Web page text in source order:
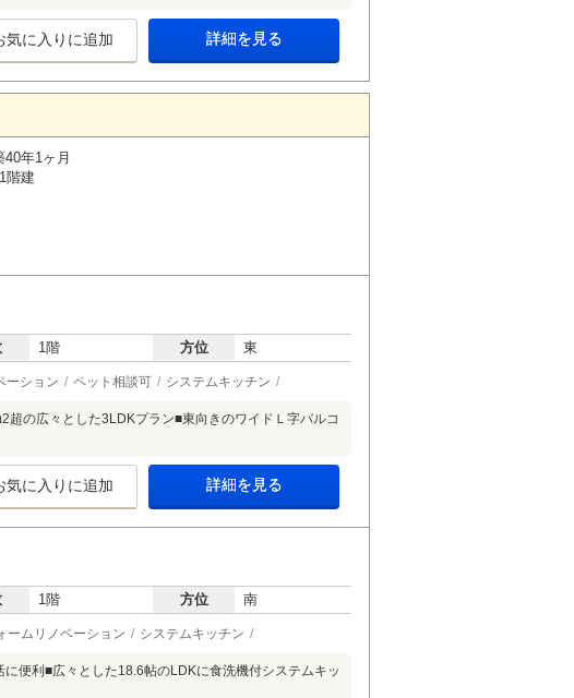
気に入りに追加 詳細を見る
40年1ヶ月
階建
1階 方位 東
ーション ペット相談可 システムキッチン
超の広々とした3LDKプラン■東向きのワイドＬ字バルコ
気に入りに追加 詳細を見る
1階 方位 南
ームリノベーション システムキッチン
便利■広々とした18.6帖のLDKに食洗機付システムキッ